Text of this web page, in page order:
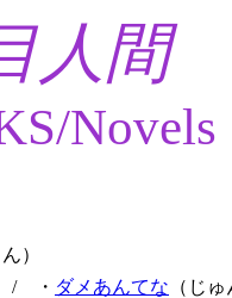
人間
Novels
）
/ ・ ダメあんてな （じ